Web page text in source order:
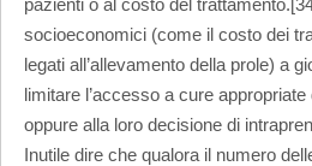
pazienti o al costo del
socioeconomici (come il costo dei
legati all’allevamento della prole) a
limitare l’accesso a cure
oppure alla loro decisione di
Inutile dire che qualora il numero